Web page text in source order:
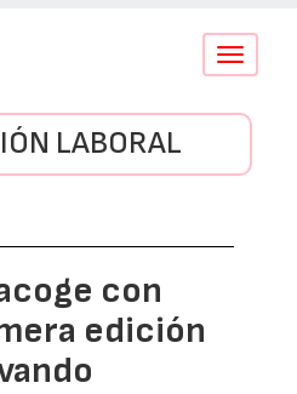
Conmutar
LABORAL
con
edición